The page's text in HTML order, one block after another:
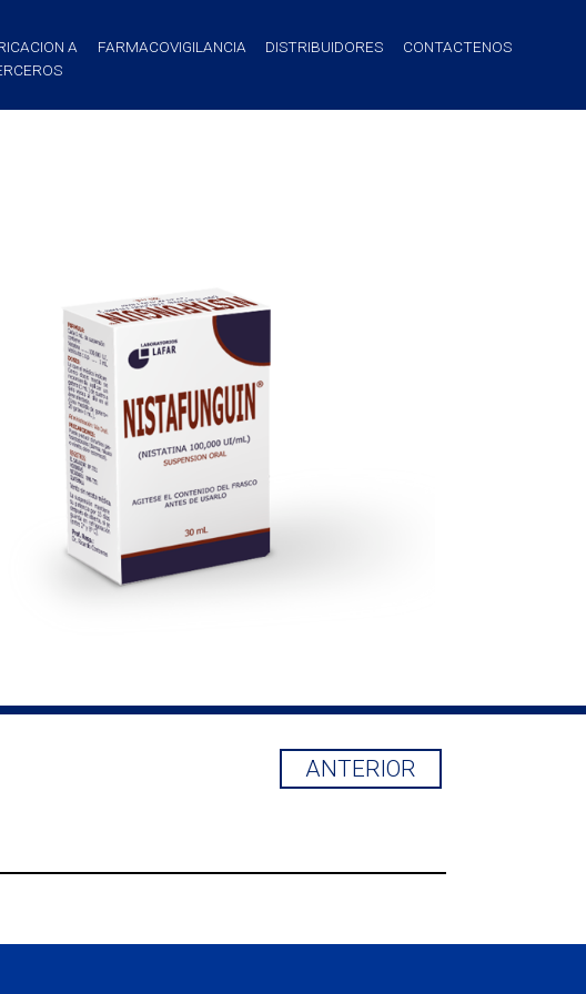
A
FARMACOVIGILANCIA DISTRIBUIDORES CONTACTENOS
ANTERIOR
Albicans, tanto en niños como en